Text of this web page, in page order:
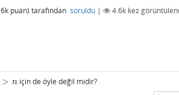
puan) tarafından soruldu | 4.6k kez
> n
>n için de öyle değil midir?